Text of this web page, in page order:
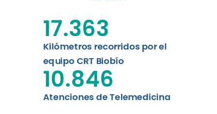
Leer más
Kilómetros recorridos por el
equipo CRT Biobío
17.363
Atenciones de Telemedicina
10.846